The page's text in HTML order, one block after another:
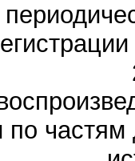
частям